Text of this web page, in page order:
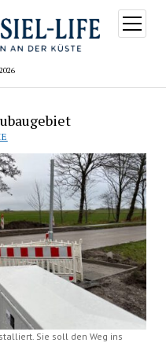
Menü
öffnen
Sie soll den Weg ins